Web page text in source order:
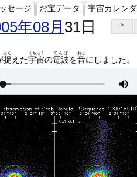
セージ お宝データ 宇宙カレン
年08月 31日 >
捉
とら
えた宇宙
うちゅう
の電波
でんぱ
を音
おと
にしました。